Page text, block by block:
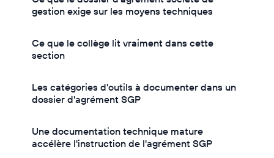
gestion exige sur les moyens techniques
Ce que le collège lit vraiment dans cette
section
Les catégories d'outils à documenter dans un
dossier d'agrément SGP
Une documentation technique mature
accélère l'instruction de l'agrément SGP